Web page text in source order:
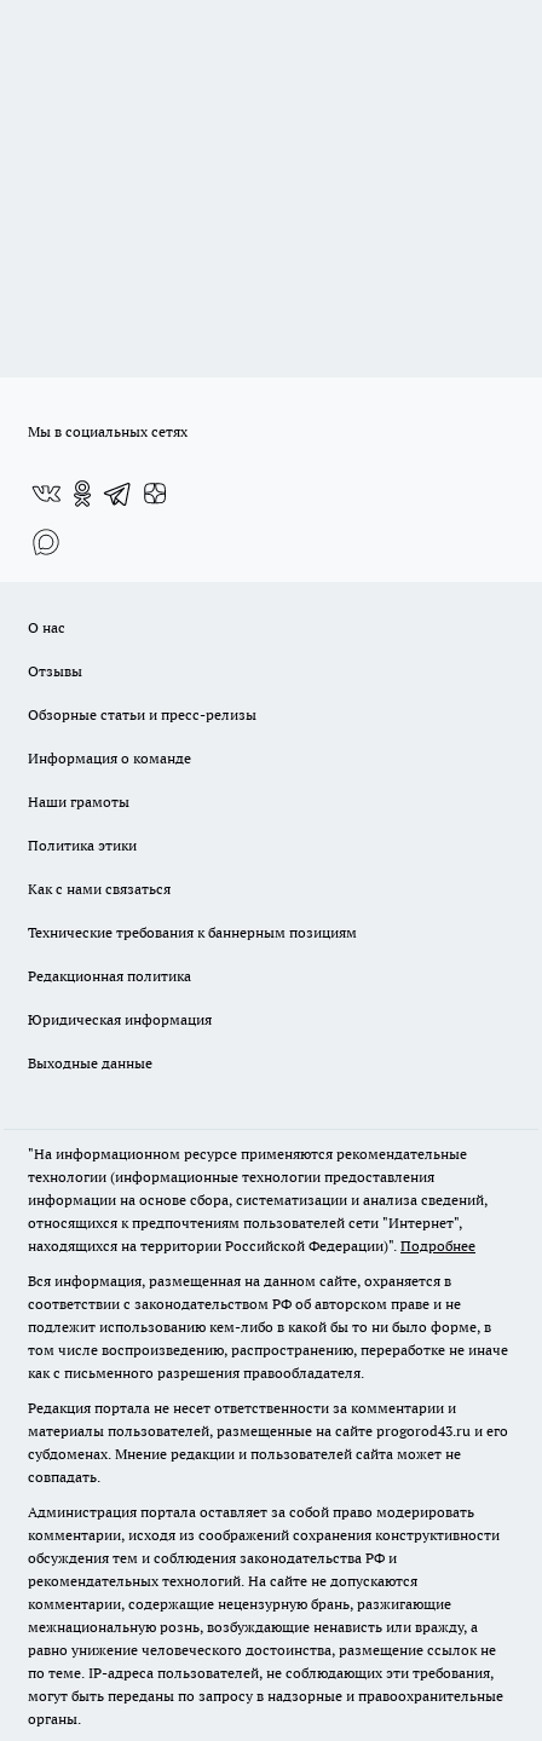
Мы в социальных сетях
О нас
Отзывы
Обзорные статьи и пресс-релизы
Информация о команде
Наши грамоты
Политика этики
Как с нами связаться
Технические требования к баннерным позициям
Редакционная политика
Юридическая информация
Выходные данные
"На информационном ресурсе применяются рекомендательные
технологии (информационные технологии предоставления
информации на основе сбора, систематизации и анализа сведений,
относящихся к предпочтениям пользователей сети "Интернет",
находящихся на территории Российской Федерации)". Подробнее
Вся информация, размещенная на данном сайте, охраняется в
соответствии с законодательством РФ об авторском праве и не
подлежит использованию кем-либо в какой бы то ни было форме, в
том числе воспроизведению, распространению, переработке не иначе
как с письменного разрешения правообладателя.
Редакция портала не несет ответственности за комментарии и
материалы пользователей, размещенные на сайте progorod43.ru и его
субдоменах. Мнение редакции и пользователей сайта может не
совпадать.
Администрация портала оставляет за собой право модерировать
комментарии, исходя из соображений сохранения конструктивности
обсуждения тем и соблюдения законодательства РФ и
рекомендательных технологий. На сайте не допускаются
комментарии, содержащие нецензурную брань, разжигающие
межнациональную рознь, возбуждающие ненависть или вражду, а
равно унижение человеческого достоинства, размещение ссылок не
по теме. IP-адреса пользователей, не соблюдающих эти требования,
могут быть переданы по запросу в надзорные и правоохранительные
органы.